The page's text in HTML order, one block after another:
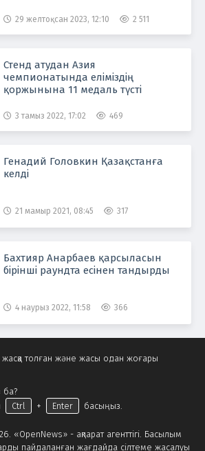
29 желтоқсан 2023, 12:10 2 511
Стенд атудан Азия
чемпионатында еліміздің
қоржынына 11 медаль түсті
3 тамыз 2022, 17:02 469
Генадий Головкин Қазақстанға
келді
21 мамыр 2021, 08:45 317
Бахтияр Анарбаев қарсыласын
бірінші раундта есінен тандырды
4 наурыз 2022, 11:58 366
«OpenNews» - ақпарат агенттігі. Басылым
пайдаланған жағдайда сілтеме жасалуы
жасқа толған және жасы одан жоғары
ба?
Ctrl + Enter басыңыз.